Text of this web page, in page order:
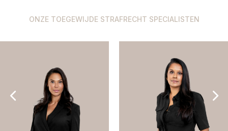
ONZE TOEGEWIJDE STRAFRECHT SPECIALISTEN